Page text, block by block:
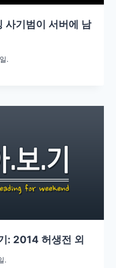
사기범이 서버에 남
.
: 2014 허생전 외
.